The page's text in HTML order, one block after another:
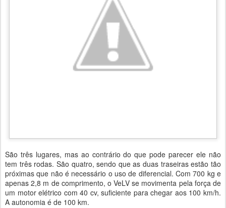
São três lugares, mas ao contrário do que pode parecer ele não
tem três rodas. São quatro, sendo que as duas traseiras estão tão
próximas que não é necessário o uso de diferencial. Com 700 kg e
apenas 2,8 m de comprimento, o VeLV se movimenta pela força de
um motor elétrico com 40 cv, suficiente para chegar aos 100 km/h.
A autonomia é de 100 km.